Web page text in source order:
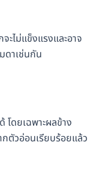
ะไม่แข็งแรงและอาจ
ดาเช่นกัน
โดยเฉพาะผลข้าง
ตัวอ่อนเรียบร้อยแล้ว